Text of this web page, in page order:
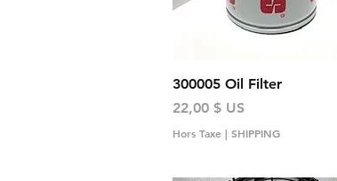
Aperçu rapide
300005 Oil Filter
Prix
22,00 $ US
Hors Taxe | SHIPPING